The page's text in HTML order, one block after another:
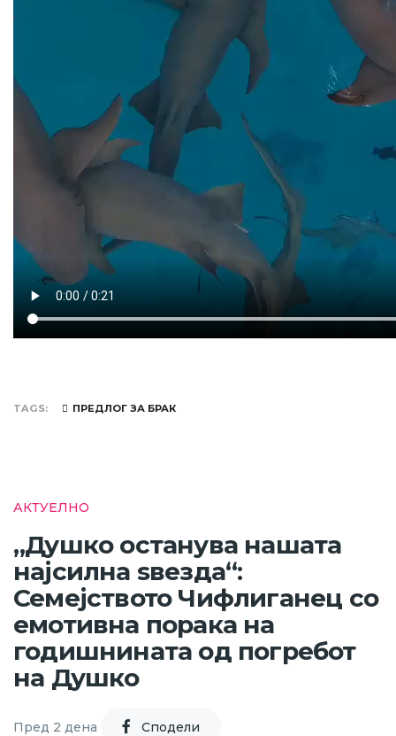
TAGS ПРЕДЛОГ ЗА БРАК
АКТУЕЛНО
„Душко останува нашата
најсилна ѕвезда“:
Семејството Чифлиганец со
емотивна порака на
годишнината од погребот
на Душко
Пред 2 дена Cподели